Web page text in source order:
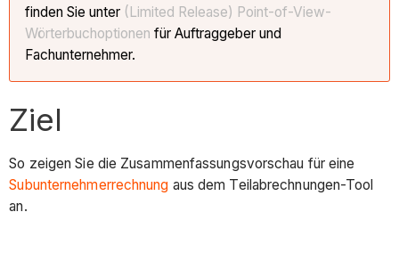
finden Sie unter (Limited Release) Point-of-View-
Wörterbuchoptionen für Auftraggeber und
Fachunternehmer.
Ziel
So zeigen Sie die Zusammenfassungsvorschau für eine
Subunternehmerrechnung aus dem Teilabrechnungen-Tool
an.